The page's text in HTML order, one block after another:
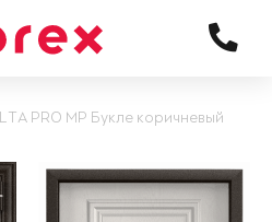
PRO MP Букле коричневый